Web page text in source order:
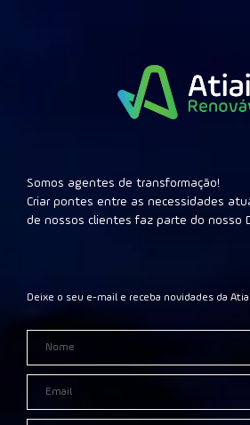
Somos agentes de transformação!
Criar pontes entre as necessidades
de nossos clientes faz parte do nosso
Deixe o seu e-mail e receba novidades da